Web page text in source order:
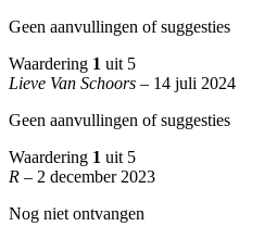
Geen aanvullingen of suggesties
Waardering 1 uit 5
Lieve Van Schoors – 14 juli 2024
Geen aanvullingen of suggesties
Waardering 1 uit 5
R – 2 december 2023
Nog niet ontvangen